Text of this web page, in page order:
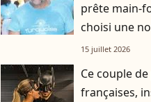
prête main-
choisi une
15 juillet 2026
Ce couple
françaises,